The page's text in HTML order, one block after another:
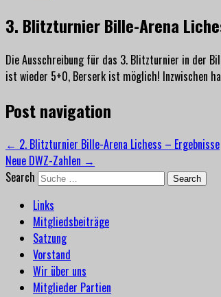
3. Blitzturnier Bille-Arena
Die Ausschreibung für das 3. Blitzturnier in der
ist wieder 5+0, Berserk ist möglich! Inzwischen
Post navigation
← 2. Blitzturnier Bille-Arena Lichess – Ergebnisse
Neue DWZ-Zahlen →
Search
Links
Mitgliedsbeiträge
Satzung
Vorstand
Wir über uns
Mitglieder Partien